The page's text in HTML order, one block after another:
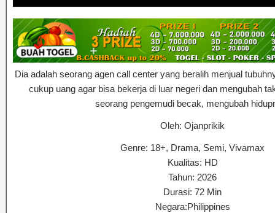
Dia adalah seorang agen call center yang beralih menjual
cukup uang agar bisa bekerja di luar negeri dan mengubah
seorang pengemudi becak, mengubah
Oleh: Ojanprikik
Genre: 18+, Drama, Semi, Vivamax
Kualitas: HD
Tahun: 2026
Durasi: 72 Min
Negara:Philippines